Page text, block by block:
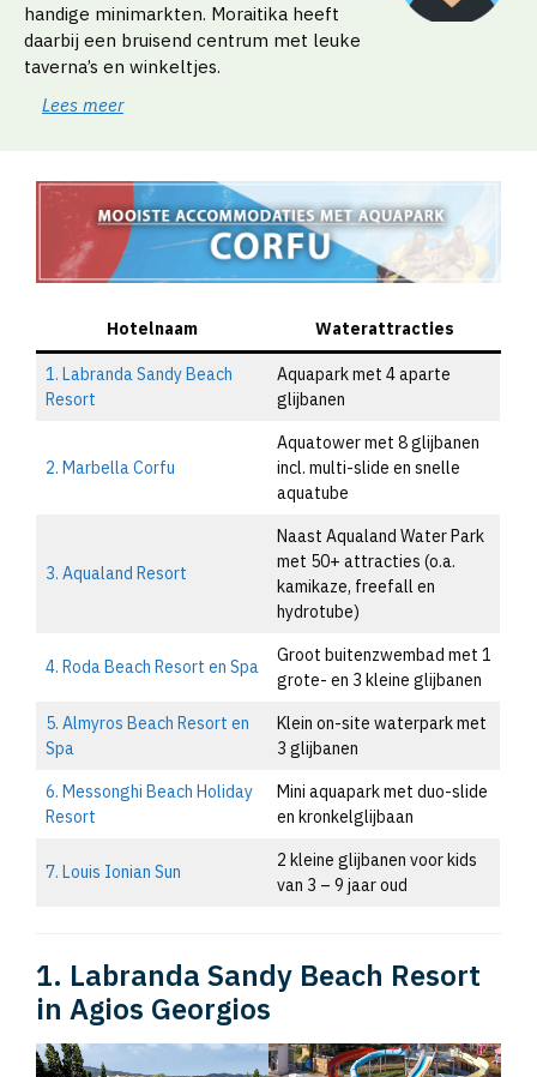
handige minimarkten. Moraitika heeft
daarbij een bruisend centrum met leuke
taverna’s en winkeltjes.
Lees meer
Hotelnaam Waterattracties
1. Labranda Sandy Beach
Resort
Aquapark met 4 aparte
glijbanen
2. Marbella Corfu
Aquatower met 8 glijbanen
incl. multi-slide en snelle
aquatube
3. Aqualand Resort
Naast Aqualand Water Park
met 50+ attracties (o.a.
kamikaze, freefall en
hydrotube)
4. Roda Beach Resort en Spa
Groot buitenzwembad met 1
grote- en 3 kleine glijbanen
5. Almyros Beach Resort en
Spa
Klein on-site waterpark met
3 glijbanen
6. Messonghi Beach Holiday
Resort
Mini aquapark met duo-slide
en kronkelglijbaan
7. Louis Ionian Sun
2 kleine glijbanen voor kids
van 3 – 9 jaar oud
1. Labranda Sandy Beach Resort
in Agios Georgios